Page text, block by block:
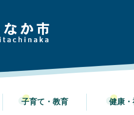
子育て・教育 健康